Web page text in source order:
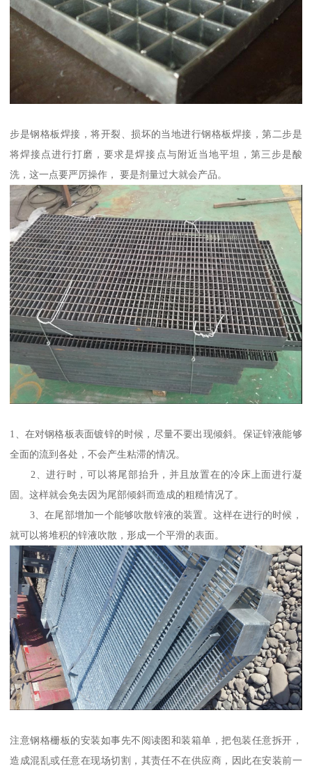
步是钢格板焊接，将开裂、损坏的当地进行钢格板焊接，第二步是
将焊接点进行打磨，要求是焊接点与附近当地平坦，第三步是酸
洗，这一点要严厉操作， 要是剂量过大就会产品。
1、在对钢格板表面镀锌的时候，尽量不要出现倾斜。保证锌液能够
全面的流到各处，不会产生粘滞的情况。
2、进行时，可以将尾部抬升，并且放置在的冷床上面进行凝
固。这样就会免去因为尾部倾斜而造成的粗糙情况了。
3、在尾部增加一个能够吹散锌液的装置。这样在进行的时候，
就可以将堆积的锌液吹散，形成一个平滑的表面。
注意钢格栅板的安装如事先不阅读图和装箱单，把包装任意拆开，
造成混乱或任意在现场切割，其责任不在供应商，因此在安装前一